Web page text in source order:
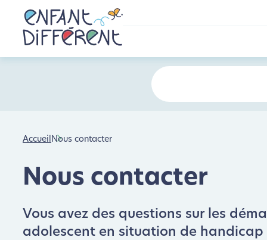
AccueilNous contacter
Nous contacter
Vous avez des questions sur les
adolescent en situation de handicap